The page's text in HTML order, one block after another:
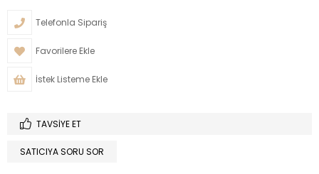
Telefonla Sipariş
Favorilere Ekle
İstek Listeme Ekle
TAVSIYE ET
SATICIYA SORU SOR